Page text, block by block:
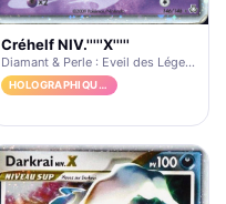
Créhelf NIV.'''''X'''''
Diamant & Perle : Eveil des Légendes
HOLOGRAPHIQUE RARE NIV.X